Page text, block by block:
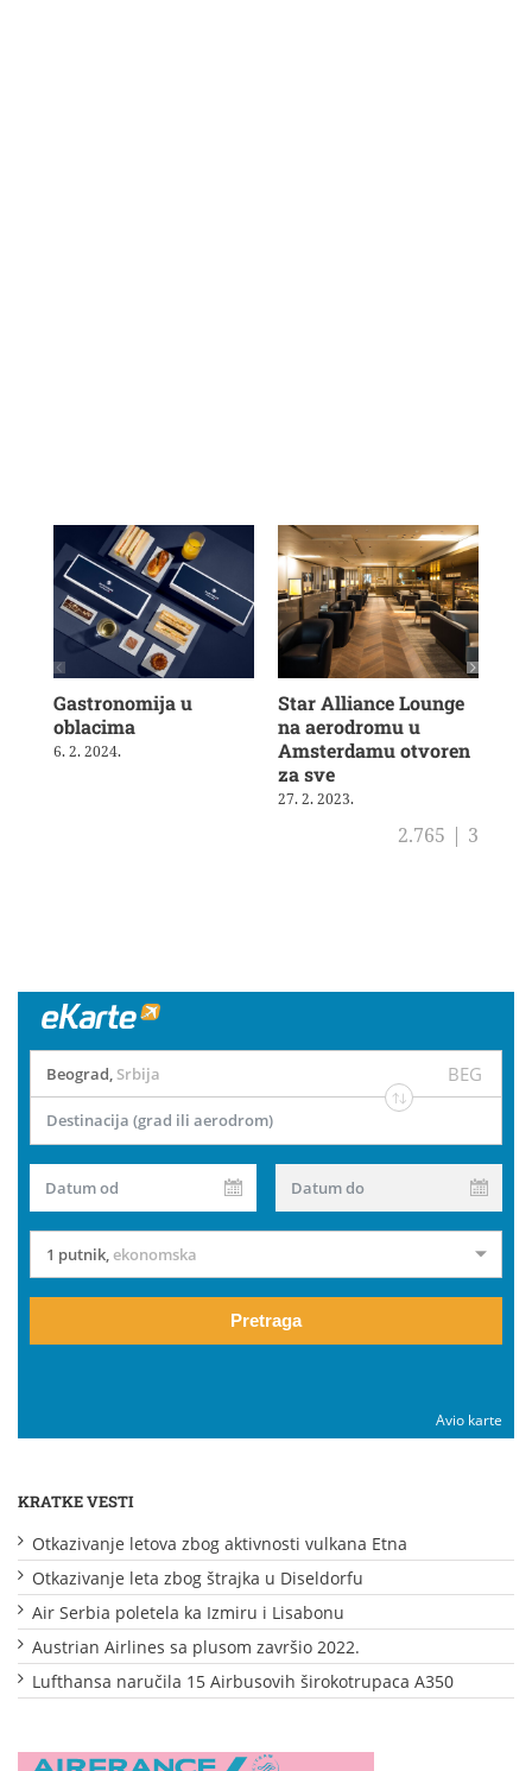
Gastronomija u
oblacima
6. 2. 2024.
Star Alliance Lounge
na aerodromu u
Amsterdamu otvoren
za sve
27. 2. 2023.
2.765 | 3
Beograd, Srbija BEG
Destinacija (grad ili aerodrom)
Datum od Datum do
1 putnik,ekonomska
Pretraga
Avio karte
KRATKE VESTI
Otkazivanje letova zbog aktivnosti vulkana Etna
Otkazivanje leta zbog štrajka u Diseldorfu
Air Serbia poletela ka Izmiru i Lisabonu
Austrian Airlines sa plusom završio 2022.
Lufthansa naručila 15 Airbusovih širokotrupaca A350